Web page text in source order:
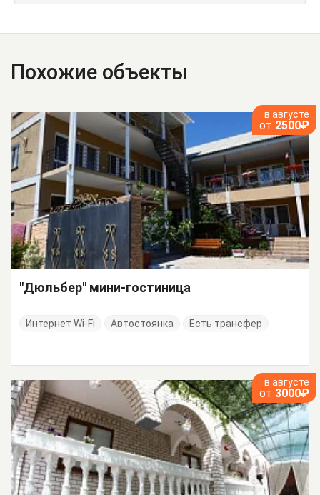
Похожие объекты
в августе
от 2500₽
"Дюльбер" мини-гостиница
Интернет Wi-Fi Автостоянка Есть трансфер
в августе
от 3000₽